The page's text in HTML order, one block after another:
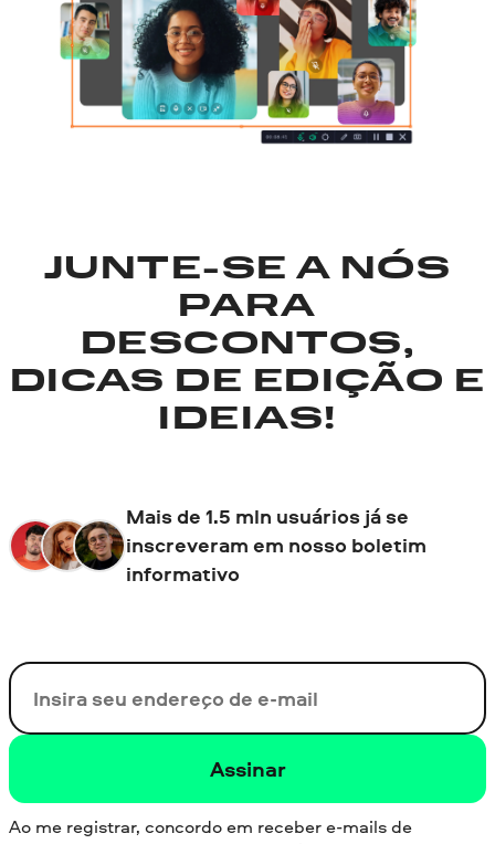
JUNTE-SE A NÓS
PARA
DESCONTOS,
DICAS DE EDIÇÃO E
IDEIAS!
Mais de 1.5 mln usuários já se
inscreveram em nosso boletim
informativo
Seu e-mail
Assinar
Ao me registrar, concordo em receber e-mails de